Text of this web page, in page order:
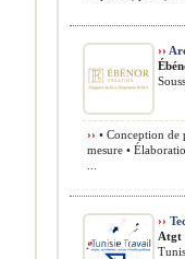
››
›› • Conception de
mesure •
››
Atgt